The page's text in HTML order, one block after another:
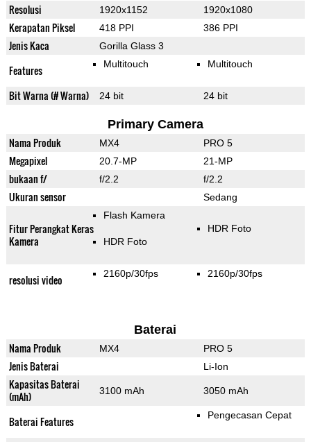
Resolusi 1920x1152 1920x1080
Kerapatan Piksel 418 PPI 386 PPI
Jenis Kaca Gorilla Glass 3
Features Multitouch Multitouch
Bit Warna (# Warna) 24 bit 24 bit
Primary Camera
Nama Produk MX4 PRO 5
Megapixel 20.7-MP 21-MP
bukaan f/ f/2.2 f/2.2
Ukuran sensor Sedang
Fitur Perangkat Keras
Kamera
Flash Kamera
HDR Foto
HDR Foto
resolusi video 2160p/30fps 2160p/30fps
Baterai
Nama Produk MX4 PRO 5
Jenis Baterai Li-Ion
Kapasitas Baterai
(mAh)
3100 mAh 3050 mAh
Baterai Features Pengecasan Cepat